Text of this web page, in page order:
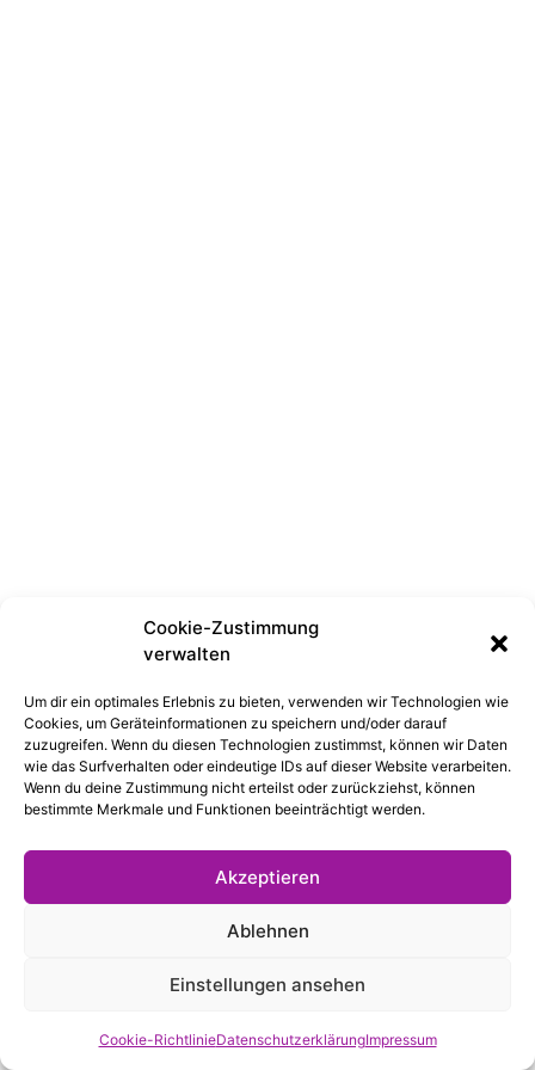
Cookie-Zustimmung
verwalten
Um dir ein optimales Erlebnis zu bieten, verwenden wir Technologien wie
Cookies, um Geräteinformationen zu speichern und/oder darauf
zuzugreifen. Wenn du diesen Technologien zustimmst, können wir Daten
wie das Surfverhalten oder eindeutige IDs auf dieser Website verarbeiten.
Wenn du deine Zustimmung nicht erteilst oder zurückziehst, können
bestimmte Merkmale und Funktionen beeinträchtigt werden.
Akzeptieren
Ablehnen
Einstellungen ansehen
Cookie-RichtlinieDatenschutzerklärungImpressum